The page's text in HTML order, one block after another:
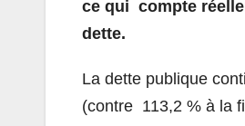
ce qui compte
dette.
La dette publique
(contre 113,2 % à la